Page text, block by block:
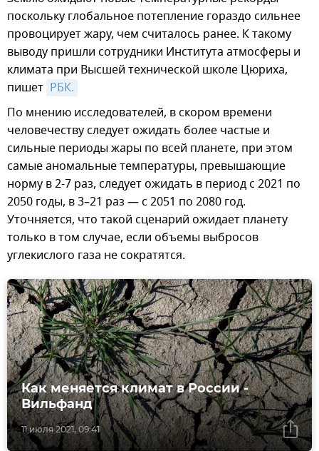
поскольку глобальное потепление гораздо сильнее
провоцирует жару, чем считалось ранее. К такому
выводу пришли сотрудники Института атмосферы и
климата при Высшей технической школе Цюриха,
пишет РБК.
По мнению исследователей, в скором времени
человечеству следует ожидать более частые и
сильные периоды жары по всей планете, при этом
самые аномальные температуры, превышающие
норму в 2-7 раз, следует ожидать в период с 2021 по
2050 годы, в 3–21 раз — с 2051 по 2080 год.
Уточняется, что такой сценарий ожидает планету
только в том случае, если объемы выбросов
углекислого газа не сократятся.
11 июля 2021, 09:41
Как меняется климат в России -
Вильфанд